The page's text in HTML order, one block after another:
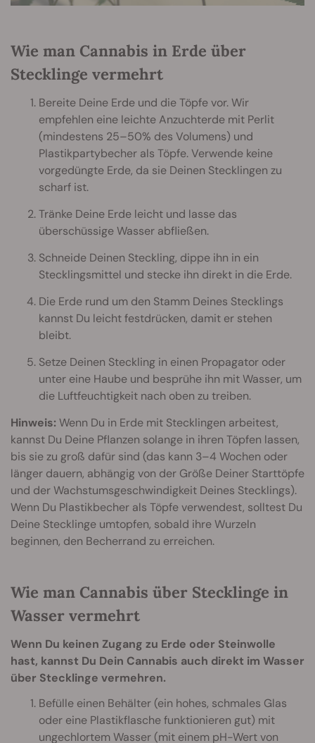
Wie man Cannabis in Erde über
Stecklinge vermehrt
Bereite Deine Erde und die Töpfe vor. Wir
empfehlen eine leichte Anzuchterde mit Perlit
(mindestens 25–50% des Volumens) und
Plastikpartybecher als Töpfe. Verwende keine
vorgedüngte Erde, da sie Deinen Stecklingen zu
scharf ist.
Tränke Deine Erde leicht und lasse das
überschüssige Wasser abfließen.
Schneide Deinen Steckling, dippe ihn in ein
Stecklingsmittel und stecke ihn direkt in die Erde.
Die Erde rund um den Stamm Deines Stecklings
kannst Du leicht festdrücken, damit er stehen
bleibt.
Setze Deinen Steckling in einen Propagator oder
unter eine Haube und besprühe ihn mit Wasser, um
die Luftfeuchtigkeit nach oben zu treiben.
Hinweis: Wenn Du in Erde mit Stecklingen arbeitest,
kannst Du Deine Pflanzen solange in ihren Töpfen lassen,
bis sie zu groß dafür sind (das kann 3–4 Wochen oder
länger dauern, abhängig von der Größe Deiner Starttöpfe
und der Wachstumsgeschwindigkeit Deines Stecklings).
Wenn Du Plastikbecher als Töpfe verwendest, solltest Du
Deine Stecklinge umtopfen, sobald ihre Wurzeln
beginnen, den Becherrand zu erreichen.
Wie man Cannabis über Stecklinge in
Wasser vermehrt
Wenn Du keinen Zugang zu Erde oder Steinwolle
hast, kannst Du Dein Cannabis auch direkt im Wasser
über Stecklinge vermehren.
Befülle einen Behälter (ein hohes, schmales Glas
oder eine Plastikflasche funktionieren gut) mit
ungechlortem Wasser (mit einem pH-Wert von